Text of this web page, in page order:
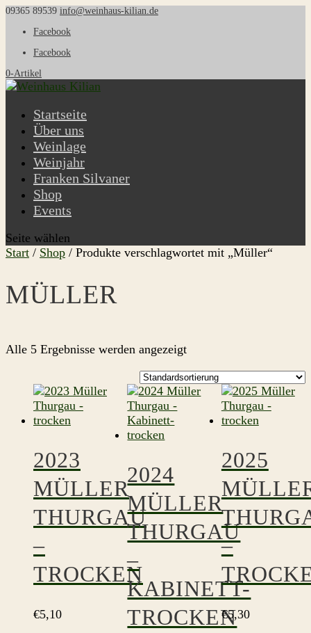
09365 89539 info@weinhaus-kilian.de
Facebook
Facebook
0-Artikel
Startseite
Über uns
Weinlage
Weinjahr
Franken Silvaner
Shop
Events
Seite wählen
Start / Shop / Produkte verschlagwortet mit „Müller“
MÜLLER
Alle 5 Ergebnisse werden angezeigt
2023
MÜLLER
THURGAU
–
TROCKEN
€5,10
2024
MÜLLER
THURGAU
–
KABINETT-
TROCKEN
2025
–
€5,30